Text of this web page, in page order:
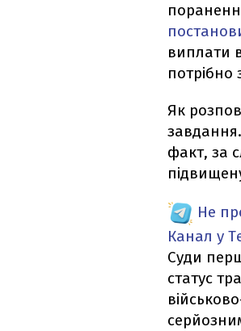
виплати
потрібно
Як
факт, за
Не
Канал у
Суди
статус